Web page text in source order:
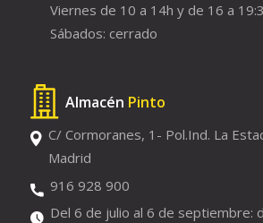
Viernes de 10 a 14h y de 16 a
Sábados: cerrado
Almacén Pinto
C/ Cormoranes, 1- Pol.Ind. La
Madrid
916 928 900
Del 6 de julio al 6 de septiembre: